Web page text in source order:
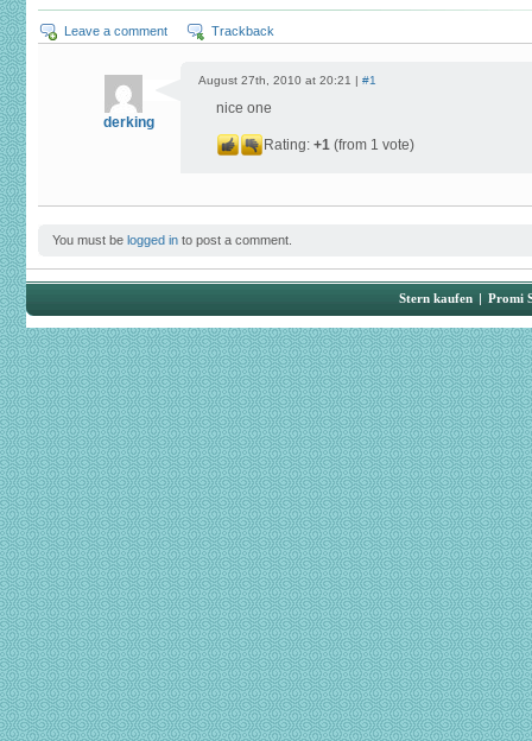
Leave a comment Trackback
derking
August 27th, 2010 at 20:21 | #1
nice one
Rating: +1 (from 1 vote)
You must be logged in to post a comment.
Stern kaufen | Promi